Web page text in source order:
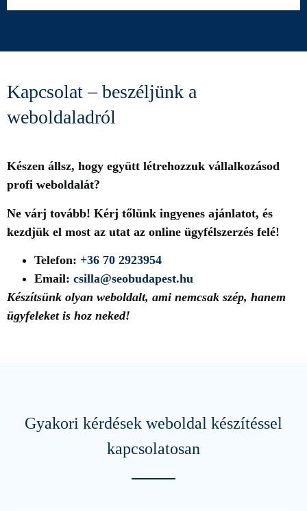
Kapcsolat – beszéljünk a
weboldaladról
Készen állsz, hogy együtt létrehozzuk vállalkozásod
profi weboldalát?
Ne várj tovább! Kérj tőlünk ingyenes ajánlatot, és
kezdjük el most az utat az online ügyfélszerzés felé!
Telefon: +36 70 2923954
Email: csilla@seobudapest.hu
Készítsünk olyan weboldalt, ami nemcsak szép, hanem
ügyfeleket is hoz neked!
Gyakori kérdések weboldal készítéssel
kapcsolatosan